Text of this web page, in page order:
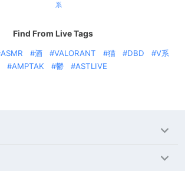
系
Find From Live Tags
ASMR 酒 VALORANT 猫 DBD
V系
AMPTAK 鬱 ASTLIVE